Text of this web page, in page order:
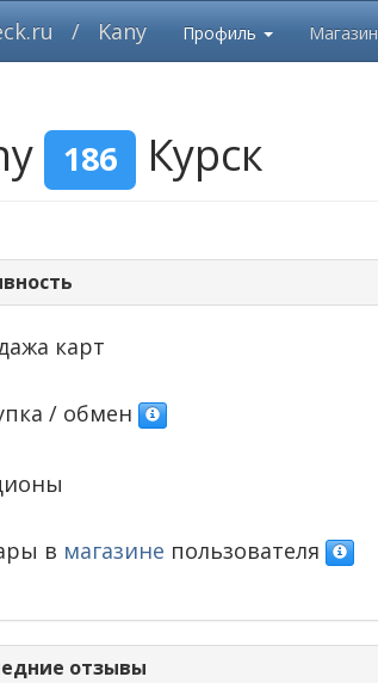
/ Kany Профиль Магазин
186 Курск
карт
/ обмен
в магазине пользователя
отзывы